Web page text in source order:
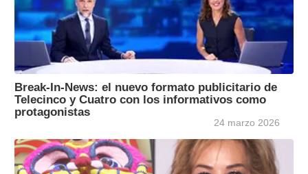
Break-In-News: el nuevo formato publicitario de
Telecinco y Cuatro con los informativos como
protagonistas
24 marzo 2026